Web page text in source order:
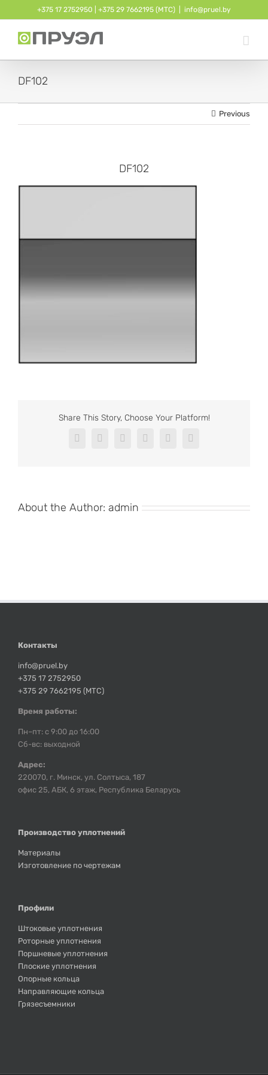
to
content
+375 17 2752950 +375 29 7662195 (МТС) info@pruel.by
DF102
Previous
DF102
Share This Story, Choose Your Platform!
Facebook
X RedditLinkedInPinterestVk
About the Author: admin
Контакты
info@pruel.by
+375 17 2752950
+375 29 7662195 (МТС)
Время работы:
Пн–пт: с 9:00 до 16:00
Сб-вс: выходной
Адрес:
220070, г. Минск, ул. Солтыса, 187
офис 25, АБК, 6 этаж, Республика Беларусь
Производство уплотнений
Материалы
Изготовление по чертежам
Профили
Штоковые уплотнения
Роторные уплотнения
Поршневые уплотнения
Плоские уплотнения
Опорные кольца
Направляющие кольца
Грязесъемники